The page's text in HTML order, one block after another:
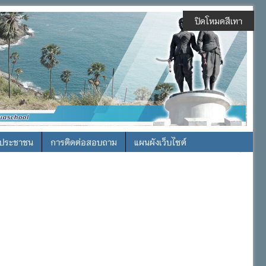
ระชาชน การติดต่อสอบถาม แผนผังเว็บไซต์
ปิดโหมดสีเทา